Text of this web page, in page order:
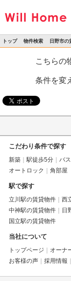
トップ 物件検索 日野市の
こちらの
条件を変
こだわり条件で探す
新築 駅徒歩5分 バ
オートロック
角部屋
駅で探す
立川駅の賃貸物件 西
中神駅の賃貸物件
日
国立駅の賃貸物件
当社について
トップページ オーナ
お客様の声
採用情報